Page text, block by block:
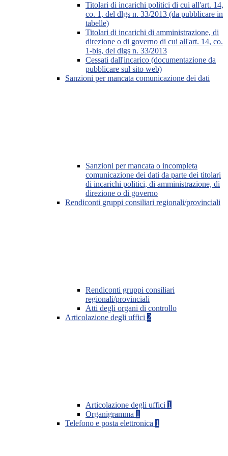
Titolari di incarichi politici di cui all'art. 14,
co. 1, del dlgs n. 33/2013 (da pubblicare in
tabelle)
Titolari di incarichi di amministrazione, di
direzione o di governo di cui all'art. 14, co.
1-bis, del dlgs n. 33/2013
Cessati dall'incarico (documentazione da
pubblicare sul sito web)
Sanzioni per mancata comunicazione dei dati
Sanzioni per mancata o incompleta
comunicazione dei dati da parte dei titolari
di incarichi politici, di amministrazione, di
direzione o di governo
Rendiconti gruppi consiliari regionali/provinciali
Rendiconti gruppi consiliari
regionali/provinciali
Atti degli organi di controllo
Articolazione degli uffici 2
Articolazione degli uffici 1
Organigramma 1
Telefono e posta elettronica 1